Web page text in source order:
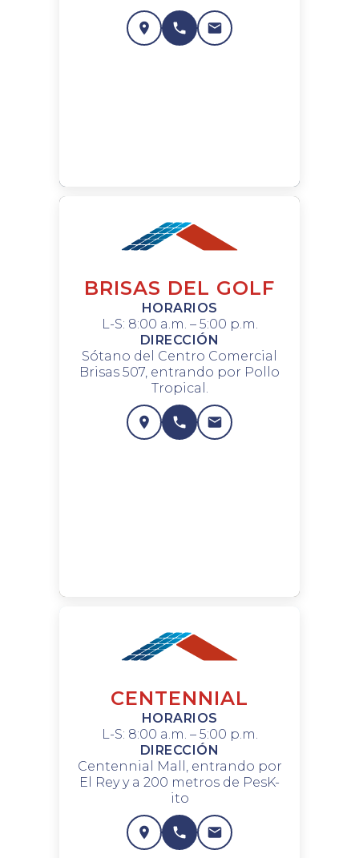
BRISAS DEL GOLF
HORARIOS
L-S: 8:00 a.m. – 5:00 p.m.
DIRECCIÓN
Sótano del Centro Comercial
Brisas 507, entrando por Pollo
Tropical.
CENTENNIAL
HORARIOS
L-S: 8:00 a.m. – 5:00 p.m.
DIRECCIÓN
Centennial Mall, entrando por
El Rey y a 200 metros de PesK-
ito